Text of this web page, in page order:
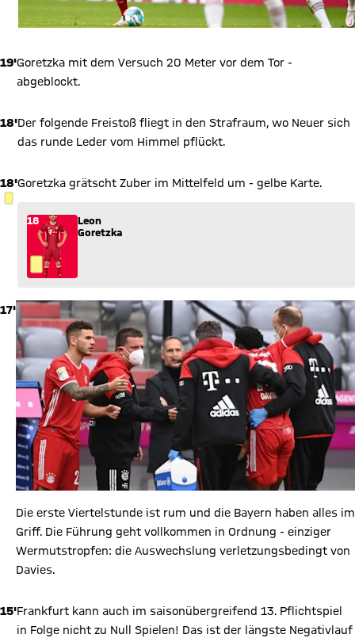
19'Goretzka mit dem Versuch 20 Meter vor dem Tor -
abgeblockt.
18'Der folgende Freistoß fliegt in den Strafraum, wo Neuer sich
das runde Leder vom Himmel pflückt.
18'
GELBE KARTE
Goretzka grätscht Zuber im Mittelfeld um - gelbe Karte.
18
Leon
Goretzka
17'
Die erste Viertelstunde ist rum und die Bayern haben alles im
Griff. Die Führung geht vollkommen in Ordnung - einziger
Wermutstropfen: die Auswechslung verletzungsbedingt von
Davies.
15'Frankfurt kann auch im saisonübergreifend 13. Pflichtspiel
in Folge nicht zu Null Spielen! Das ist der längste Negativlauf